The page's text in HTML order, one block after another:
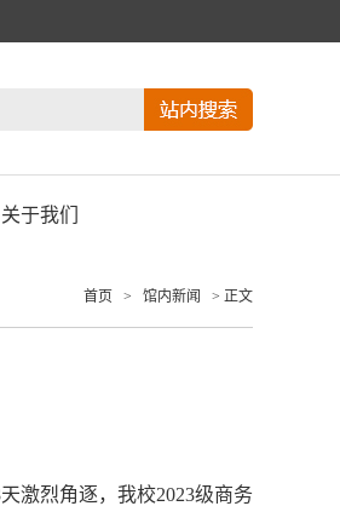
关于我们
首页 > 馆内新闻 > 正文
激烈角逐，我校2023级商务